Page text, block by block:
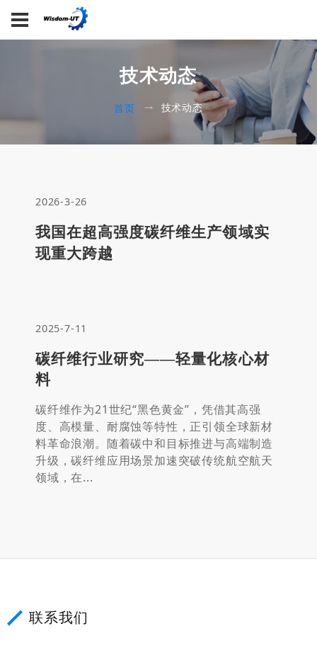
技术动态
首页 技术动态
2026-3-26
我国在超高强度碳纤维生产领域实
现重大跨越
2025-7-11
碳纤维行业研究——轻量化核心材
料
碳纤维作为21世纪“黑色黄金”，凭借其高强
度、高模量、耐腐蚀等特性，正引领全球新材
料革命浪潮。随着碳中和目标推进与高端制造
升级，碳纤维应用场景加速突破传统航空航天
领域，在...
联系我们